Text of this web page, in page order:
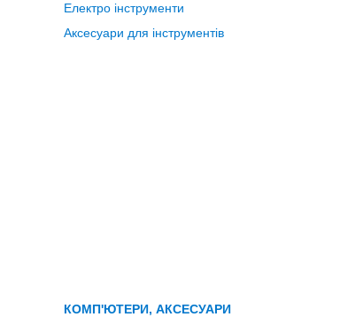
Електро інструменти
Аксесуари для інструментів
КОМП'ЮТЕРИ, АКСЕСУАРИ